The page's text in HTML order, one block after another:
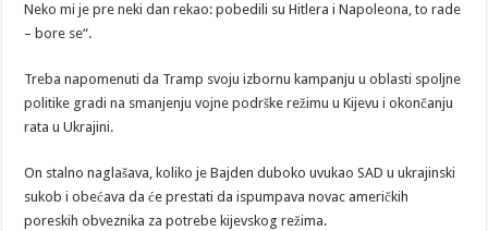
Neko mi je pre neki dan rekao: pobedili su Hitlera i Napoleona, to rade
– bore se“.
Treba napomenuti da Tramp svoju izbornu kampanju u oblasti spoljne
politike gradi na smanjenju vojne podrške režimu u Kijevu i okončanju
rata u Ukrajini.
On stalno naglašava, koliko je Bajden duboko uvukao SAD u ukrajinski
sukob i obećava da će prestati da ispumpava novac američkih
poreskih obveznika za potrebe kijevskog režima.